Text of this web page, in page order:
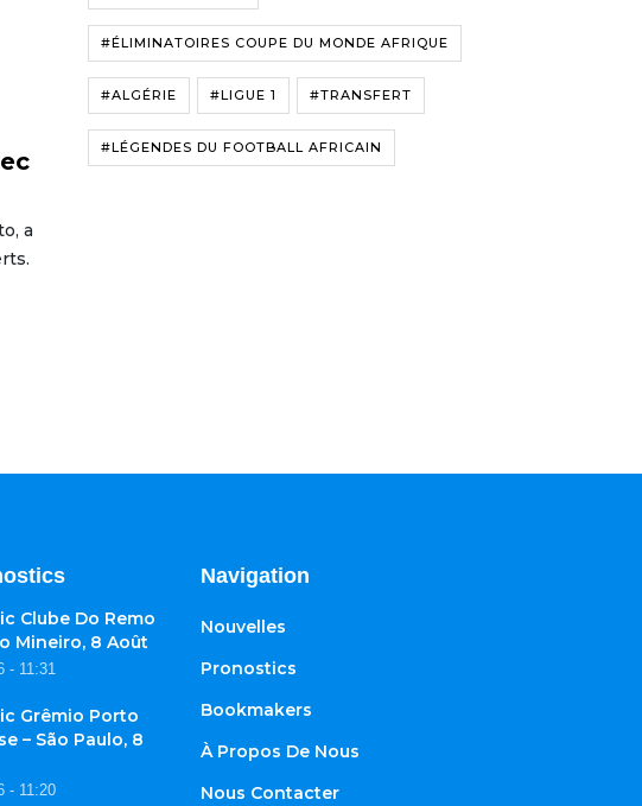
a
#ÉLIMINATOIRES COUPE DU MONDE AFRIQUE
#ALGÉRIE #LIGUE 1 #TRANSFERT
#LÉGENDES DU FOOTBALL AFRICAIN
Clube Do Remo
Mineiro, 8 Août
- 11:31
Grêmio Porto
– São Paulo, 8
- 11:20
Navigation
Nouvelles
Pronostics
Bookmakers
À Propos De Nous
Nous Contacter